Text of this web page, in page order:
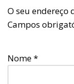
O seu endereço
Campos
Nome*